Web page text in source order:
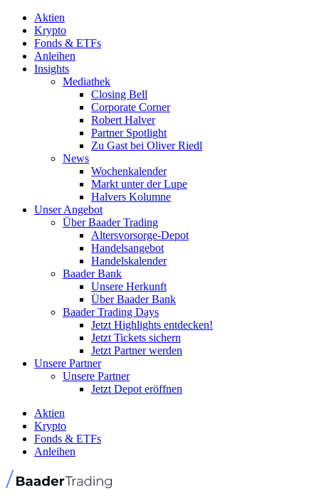
Aktien
Krypto
Fonds & ETFs
Anleihen
Insights
Mediathek
Closing Bell
Corporate Corner
Robert Halver
Partner Spotlight
Zu Gast bei Oliver Riedl
News
Wochenkalender
Markt unter der Lupe
Halvers Kolumne
Unser Angebot
Über Baader Trading
Altersvorsorge-Depot
Handelsangebot
Handelskalender
Baader Bank
Unsere Herkunft
Über Baader Bank
Baader Trading Days
Jetzt Highlights entdecken!
Jetzt Tickets sichern
Jetzt Partner werden
Unsere Partner
Unsere Partner
Jetzt Depot eröffnen
Aktien
Krypto
Fonds & ETFs
Anleihen